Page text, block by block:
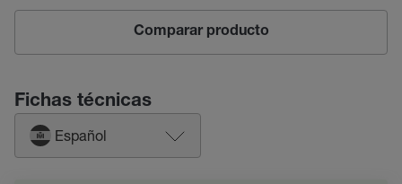
Comparar producto
Fichas técnicas
Español